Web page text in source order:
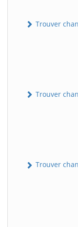
Trouver
Trouver
Trouver